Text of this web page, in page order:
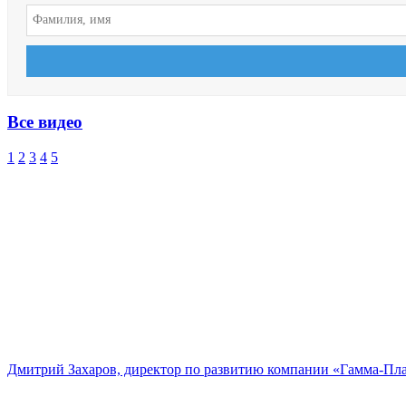
Все видео
1 2 3 4 5
Дмитрий Захаров, директор по развитию компании «Гамма-